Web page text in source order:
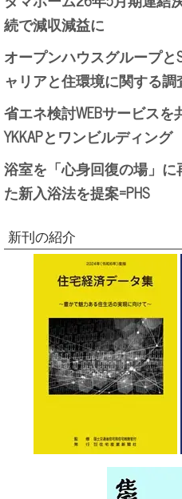
続で減収減益に
オープンハウスグループと
ャリアと住環境に関する調
省エネ検討WEBサービスを
YKKAPとワンビルディング
浴室を「心身回復の場」
た新入浴法を提案=PHS
新刊の紹介